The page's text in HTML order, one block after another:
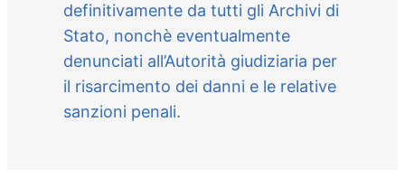
definitivamente da tutti gli Archivi di
Stato, nonchè eventualmente
denunciati all’Autorità giudiziaria per
il risarcimento dei danni e le relative
sanzioni penali.